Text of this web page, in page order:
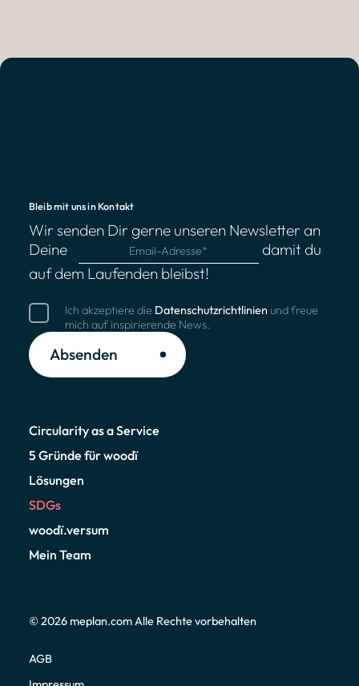
Bleib mit uns in Kontakt
Wir senden Dir gerne unseren Newsletter an
Deine
damit du
auf dem Laufenden bleibst!
Ich akzeptiere die Datenschutzrichtlinien und freue
mich auf inspirierende News.
Absenden
Circularity as a Service
5 Gründe für woodï
Lösungen
SDGs
woodï.versum
Mein Team
© 2026 meplan.comAlle Rechte vorbehalten
AGB